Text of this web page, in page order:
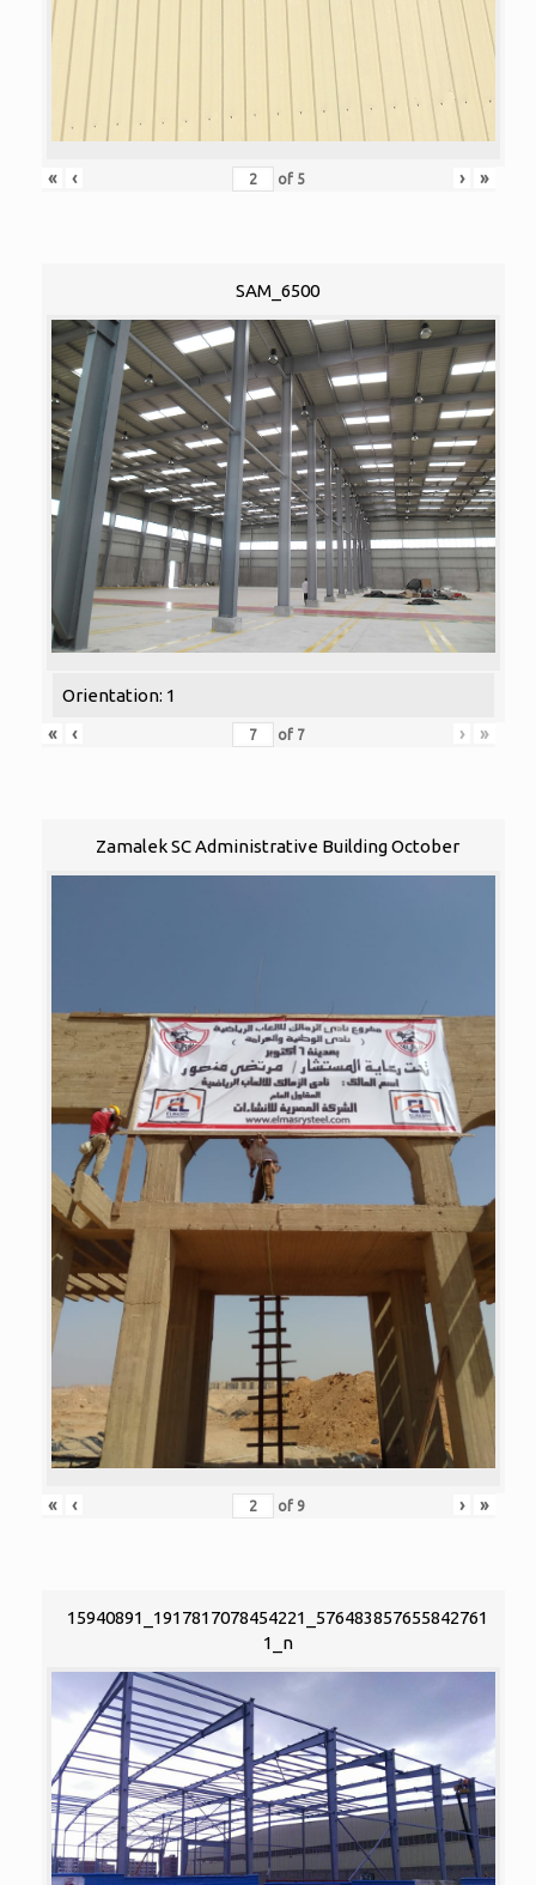
« ‹ of 5 › »
SAM_6500
Orientation: 1
«
‹ of 7 › »
Zamalek SC Administrative Building October
« ‹ of 9 › »
15940891_1917817078454221_576483857655842761
1_n